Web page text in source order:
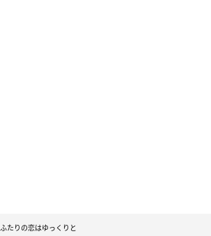
ふたりの恋はゆっくりと